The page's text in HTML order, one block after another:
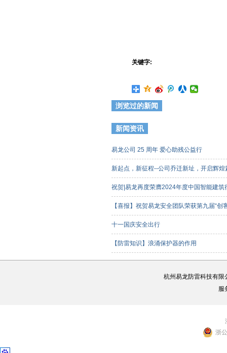
关键字:
浏览过的新闻
新闻资讯
易龙公司 25 周年 爱心助残公益行
新起点，新征程--公司乔迁新址，开启辉
祝贺|易龙再度荣膺2024年度中国智能建
【喜报】祝贺易龙安全团队荣获第九届“
十一国庆安全出行
【防雷知识】浪涌保护器的作用
杭州易龙防雷科技有限
服
浙